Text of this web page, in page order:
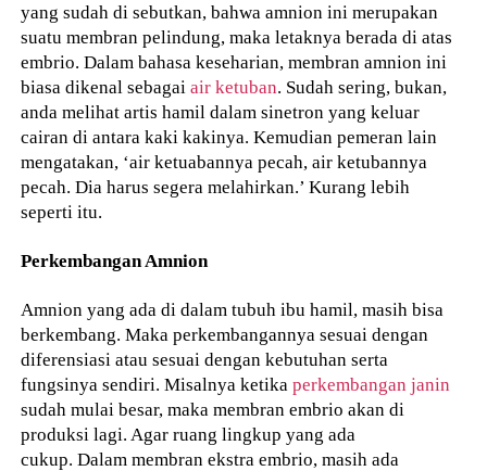
yang sudah di sebutkan, bahwa amnion ini merupakan
suatu membran pelindung, maka letaknya berada di atas
embrio. Dalam bahasa keseharian, membran amnion ini
biasa dikenal sebagaiair ketuban. Sudah sering, bukan,
anda melihat artis hamil dalam sinetron yang keluar
cairan di antara kaki kakinya. Kemudian pemeran lain
mengatakan, ‘air ketuabannya pecah, air ketubannya
pecah. Dia harus segera melahirkan.’ Kurang lebih
seperti itu.
Perkembangan Amnion
Amnion yang ada di dalam tubuh ibu hamil, masih bisa
berkembang. Maka perkembangannya sesuai dengan
diferensiasi atau sesuai dengan kebutuhan serta
fungsinya sendiri. Misalnya ketikaperkembangan janin
sudah mulai besar, maka membran embrio akan di
produksi lagi. Agar ruang lingkup yang ada
cukup. Dalam membran ekstra embrio, masih ada